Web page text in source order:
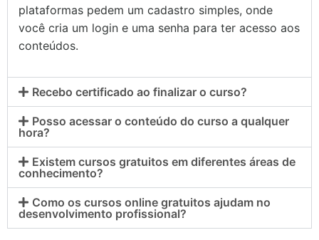
plataformas pedem um cadastro simples, onde
você cria um login e uma senha para ter acesso aos
conteúdos.
Recebo certificado ao finalizar o curso?
Posso acessar o conteúdo do curso a qualquer
hora?
Existem cursos gratuitos em diferentes áreas de
conhecimento?
Como os cursos online gratuitos ajudam no
desenvolvimento profissional?